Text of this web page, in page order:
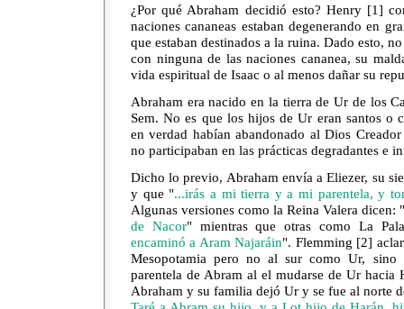
¿Por qué Abraham decidió esto? Henry [1]
naciones cananeas estaban degenerando en
que estaban destinados a la ruina. Dado esto,
con ninguna de las naciones cananea, su
vida espiritual de Isaac o al menos dañar su
Abraham era nacido en la tierra de Ur de los
Sem. No es que los hijos de Ur eran santos o
en verdad habían abandonado al Dios
no participaban en las prácticas degradantes e
Dicho lo previo, Abraham envía a Eliezer, su
y que "...irás a mi tierra y a mi parentela, y
Algunas versiones como la Reina Valera dicen: "
de Nacor" mientras que otras como La
encaminó a Aram Najaráin". Flemming [2]
Mesopotamia pero no al sur como Ur, sino
parentela de Abram al el mudarse de Ur hacia
Abraham y su familia dejó Ur y se fue al norte